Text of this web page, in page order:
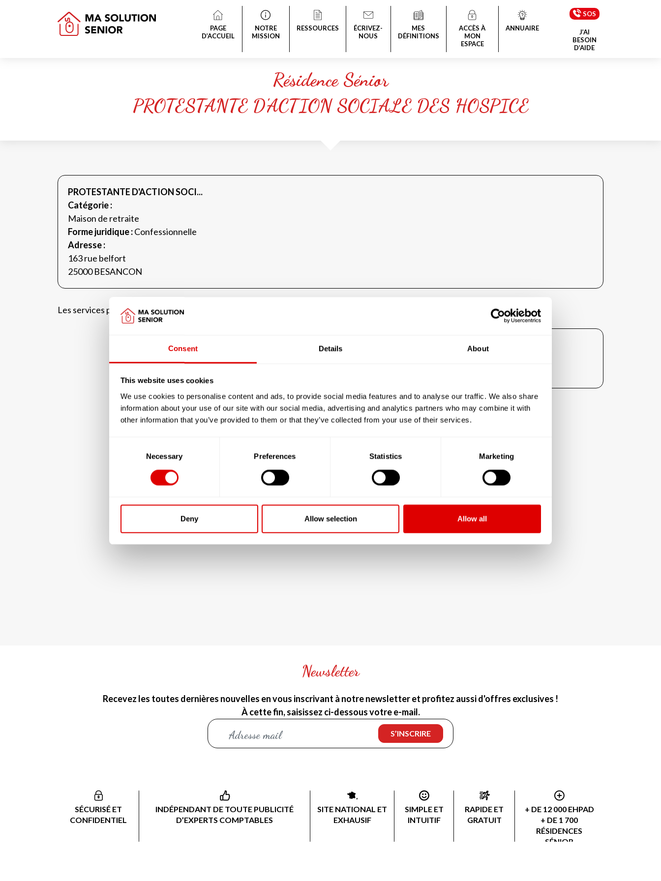
Consent Details About
This website uses cookies
We use cookies to personalise content and ads, to provide social media features and to analyse our traffic. We also share
information about your use of our site with our social media, advertising and analytics partners who may combine it with
other information that you’ve provided to them or that they’ve collected from your use of their services.
Necessary Preferences Statistics Marketing
Deny Allow selection Allow all
PAGE
D’ACCUEIL
NOTRE
MISSION
RESSOURCES
ÉCRIVEZ-
NOUS
MES
DÉFINITIONS
ACCÈS À
MON
ESPACE
ANNUAIRE
SOS
J’AI
BESOIN
D’AIDE
Résidence Sénior
PROTESTANTE D'ACTION SOCIALE DES HOSPICE
PROTESTANTE D'ACTION SOCI...
Catégorie :
Maison de retraite
Forme juridique :Confessionnelle
Adresse :
163 rue belfort
25000 BESANCON
Les services proposés par la résidence Sénior PROTESTANTE D'ACTION SOCIALE DES HOSPICE
JE SOUHAITE TROUVER LA
RÉSIDENCE SÉNIOR QUI ME
Newsletter
Recevez les toutes dernières nouvelles en vous inscrivant à notre newsletter et profitez aussi d'offres exclusives !
À cette fin, saisissez ci-dessous votre e-mail.
SÉCURISÉ ET
CONFIDENTIEL
INDÉPENDANT DE TOUTE PUBLICITÉ
D’EXPERTS COMPTABLES
SITE NATIONAL ET
EXHAUSIF
SIMPLE ET
INTUITIF
RAPIDE ET
GRATUIT
+ DE 12 000 EHPAD
+ DE 1 700
RÉSIDENCES
SÉNIOR